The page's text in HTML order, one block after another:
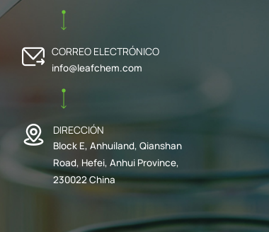
CORREO ELECTRÓNICO
info@leafchem.com
DIRECCIÓN
Block E, Anhuiland, Qianshan
Road, Hefei, Anhui Province,
230022 China